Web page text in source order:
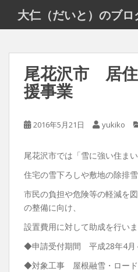
i
大仁（だいと）のブロ
尾花沢市 居
援事業
2016年5月21日 yukiko
尾花沢市では「雪に強い住ま
住宅の雪下ろしや敷地の除排雪
市民の負担や危険等の軽減を
の整備に向け、
設置費用に対して助成を行いま
◆申請受付期間 平成28年4月
◆対象工事 屋根融雪・ロード